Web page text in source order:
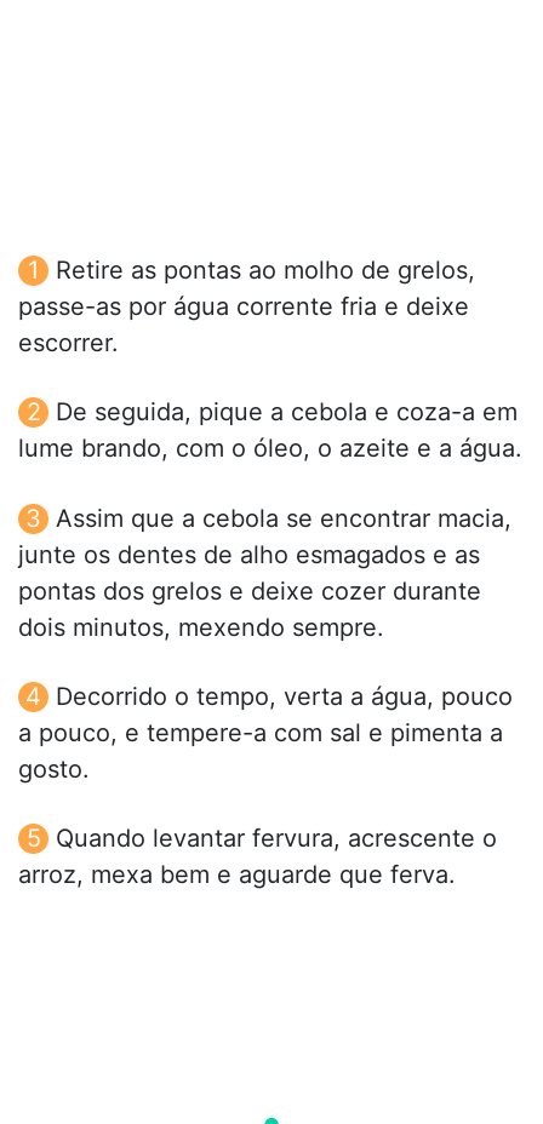
Retire as pontas ao molho de grelos,
passe-as por água corrente fria e deixe
escorrer.
De seguida, pique a cebola e coza-a em
lume brando, com o óleo, o azeite e a água.
Assim que a cebola se encontrar macia,
junte os dentes de alho esmagados e as
pontas dos grelos e deixe cozer durante
dois minutos, mexendo sempre.
Decorrido o tempo, verta a água, pouco
a pouco, e tempere-a com sal e pimenta a
gosto.
Quando levantar fervura, acrescente o
arroz, mexa bem e aguarde que ferva.